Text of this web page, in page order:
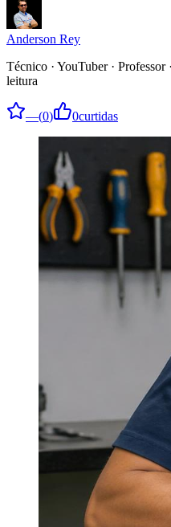
Anderson Rey
Técnico · YouTuber · Professor
leitura
—(0) 0curtidas